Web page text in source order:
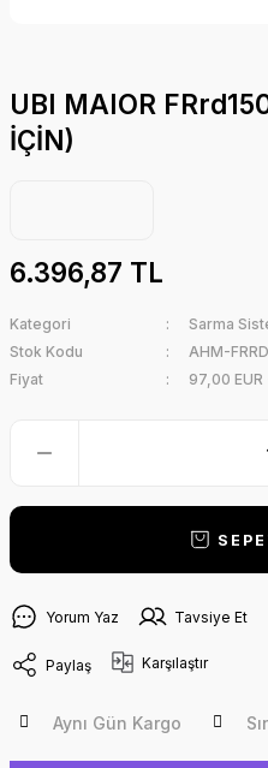
UBI MAIOR
İÇİN)
6.396,87 TL
Kategori
Sarma
Stok Kodu
AHM-
Fiyat
97,00 EUR
Yorum Yaz Tavsiye Et
Paylaş Karşılaştır
Aynı Gün Kargo